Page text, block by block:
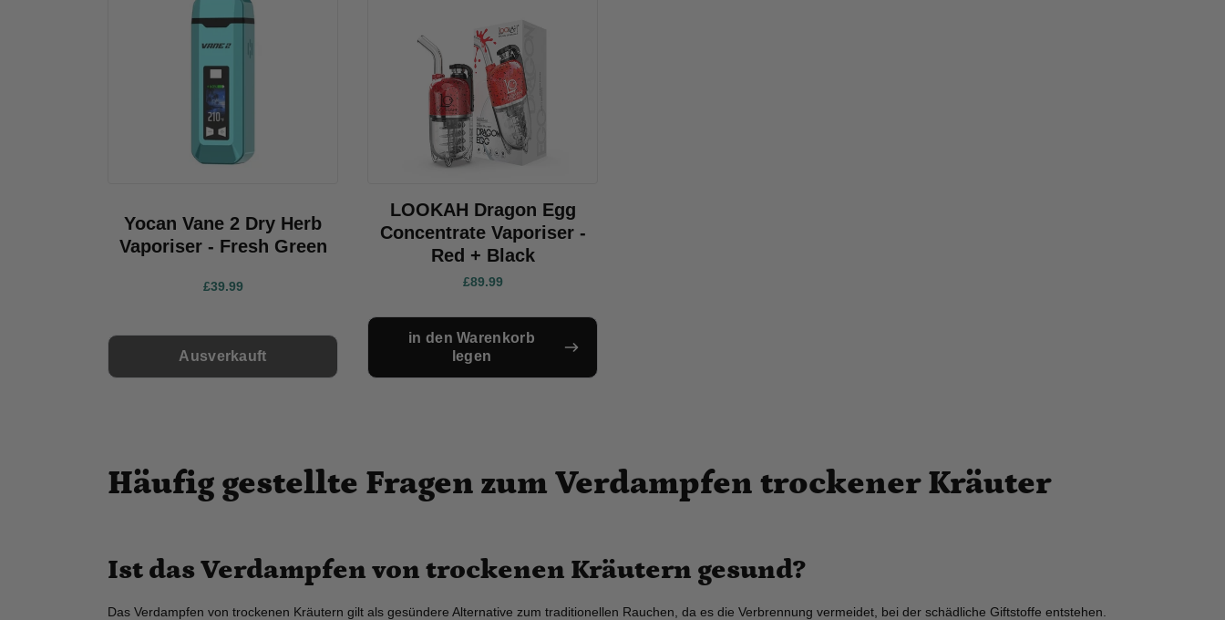
Yocan Vane 2 Dry Herb
Vaporiser - Fresh Green
£39.99
Ausverkauft
LOOKAH Dragon Egg
Concentrate Vaporiser -
Red + Black
£89.99
in den Warenkorb
legen
Häufig gestellte Fragen zum Verdampfen trockener Kräuter
Ist das Verdampfen von trockenen Kräutern gesund?
Das Verdampfen von trockenen Kräutern gilt als gesündere Alternative zum traditionellen Rauchen, da es die Verbrennung vermeidet, bei der schädliche Giftstoffe entstehen.